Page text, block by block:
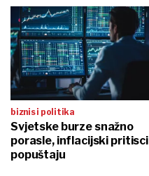
biznis i politika
Svjetske burze snažno
porasle, inflacijski pritisci
popuštaju